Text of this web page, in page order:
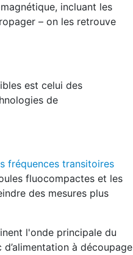
incluant les
– on les retrouve
est celui des
de
fréquences transitoires
fluocompactes et les
des mesures plus
l'onde principale du
à découpage